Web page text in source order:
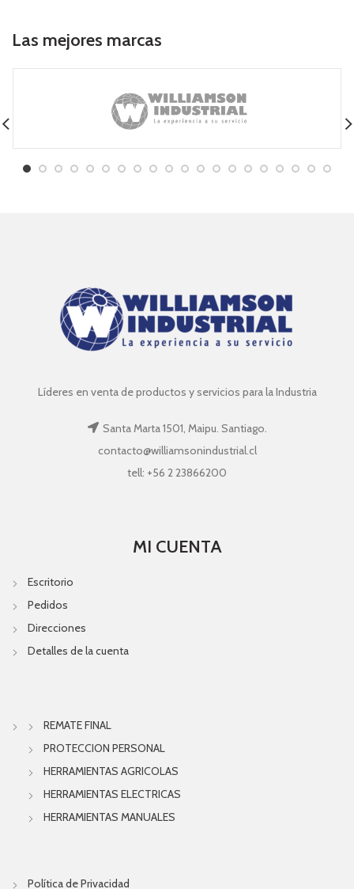
Las mejores marcas
Líderes en venta de productos y servicios para la Industria
Santa Marta 1501, Maipu. Santiago.
contacto@williamsonindustrial.cl
tell: +56 2 23866200
MI CUENTA
Escritorio
Pedidos
Direcciones
Detalles de la cuenta
REMATE FINAL
PROTECCION PERSONAL
HERRAMIENTAS AGRICOLAS
HERRAMIENTAS ELECTRICAS
HERRAMIENTAS MANUALES
Política de Privacidad